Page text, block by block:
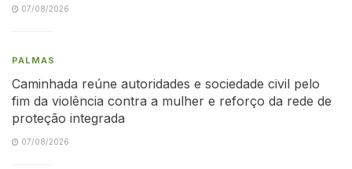
07/08/2026
PALMAS
Caminhada reúne autoridades e sociedade civil pelo
fim da violência contra a mulher e reforço da rede de
proteção integrada
07/08/2026